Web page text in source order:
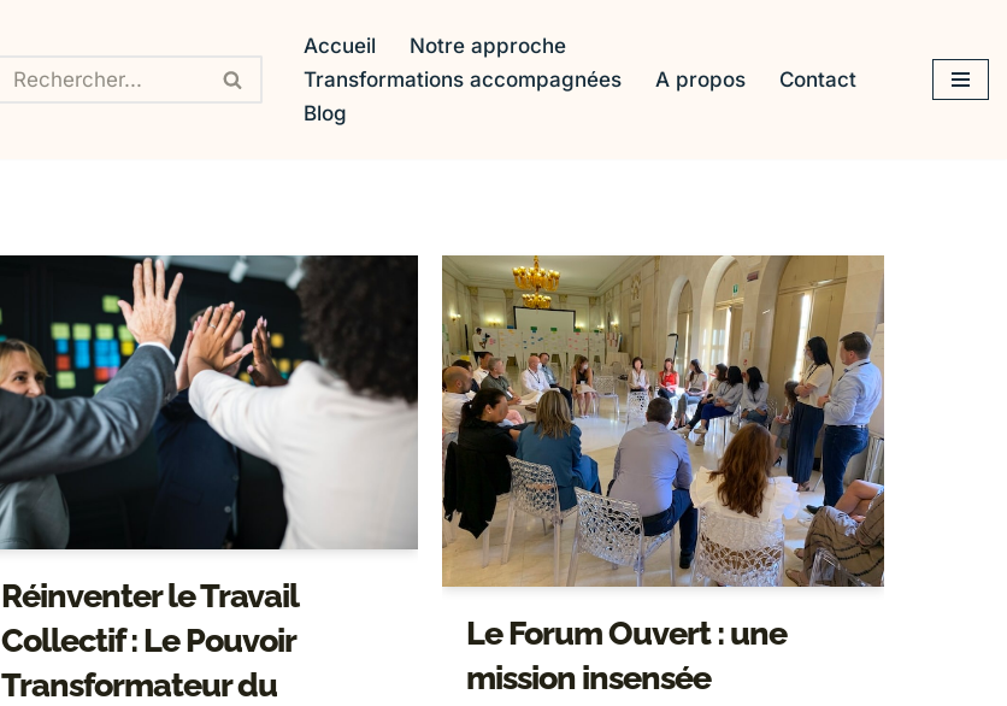
Accueil
Notre approche
Transformations accompagnées
A propos
Contact
Blog
Réinventer le Travail
Collectif : Le Pouvoir
Transformateur du
Le Forum Ouvert : une
mission insensée